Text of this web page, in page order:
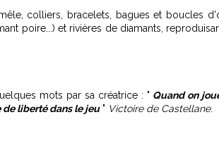
colliers, bracelets, bagues et boucles
poire...) et rivières de diamants,
mots par sa créatrice : " Quand on
liberté dans le jeu" Victoire de Castellane.